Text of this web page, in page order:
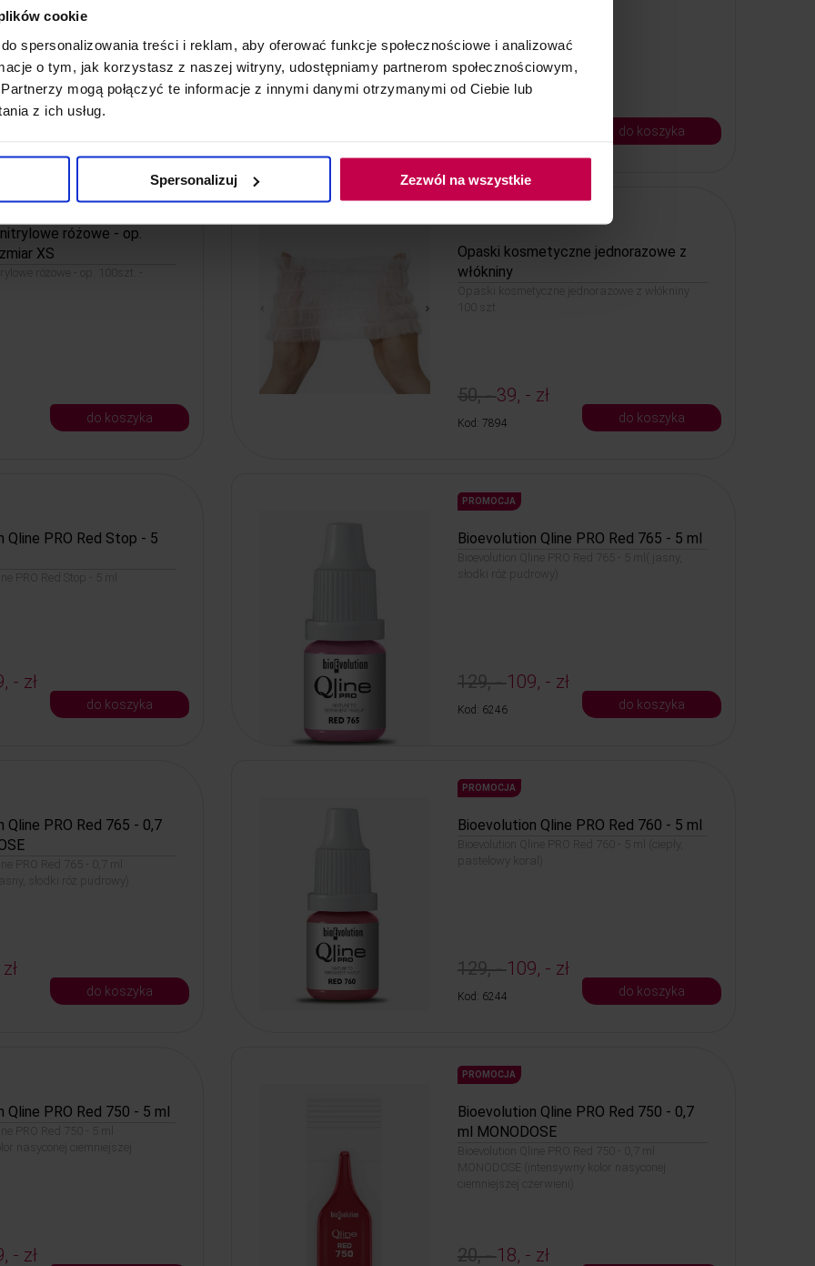
cookie
spersonalizowania treści i reklam, aby oferować funkcje społecznościowe i analizować
o tym, jak korzystasz z naszej witryny, udostępniamy partnerom społecznościowym,
mogą połączyć te informacje z innymi danymi otrzymanymi od Ciebie lub
z ich usług.
Spersonalizuj Zezwól na wszystkie
do koszyka
różowe - op.
XS
różowe - op. 100szt. -
do koszyka
Opaski kosmetyczne jednorazowe z
włókniny
Opaski kosmetyczne jednorazowe z włókniny
100 szt.
50, -39, - zł
Kod: 7894 do koszyka
Qline PRO Red Stop - 5
PRO Red Stop - 5 ml
- zł
do koszyka
PROMOCJA
Bioevolution Qline PRO Red 765 - 5 ml
Bioevolution Qline PRO Red 765 - 5 ml( jasny,
słodki róż pudrowy)
129, -109, - zł
Kod: 6246 do koszyka
Qline PRO Red 765 - 0,7
PRO Red 765 - 0,7 ml
słodki róż pudrowy)
do koszyka
PROMOCJA
Bioevolution Qline PRO Red 760 - 5 ml
Bioevolution Qline PRO Red 760 - 5 ml (ciepły,
pastelowy koral)
129, -109, - zł
Kod: 6244 do koszyka
Qline PRO Red 750 - 5 ml
PRO Red 750 - 5 ml
nasyconej ciemniejszej
- zł
PROMOCJA
Bioevolution Qline PRO Red 750 - 0,7
ml MONODOSE
Bioevolution Qline PRO Red 750 - 0,7 ml
MONODOSE (intensywny kolor nasyconej
ciemniejszej czerwieni)
20, -18, - zł